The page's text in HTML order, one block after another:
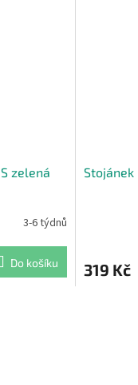
zelená
3-6 týdnů
Do košíku
Stojánek
319 Kč